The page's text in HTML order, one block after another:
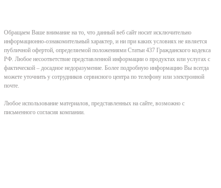
Обращаем Ваше внимание на то, что данный веб сайт носит исключительно
информационно-ознакомительный характер, и ни при каких условиях не является
публичной офертой, определяемой положениями Статьи 437 Гражданского кодекса
РФ. Любое несоответствие представленной информации о продуктах или услугах с
фактической – досадное недоразумение. Более подробную информацию Вы всегда
можете уточнить у сотрудников сервисного центра по телефону или электронной
почте.
Любое использование материалов, представленных на сайте, возможно с
письменного согласия компании.